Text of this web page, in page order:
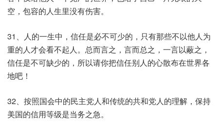
空，包容的人生里没有伤害。
31、人的一生中，信任是必不可少的，只有那些不以他人为
重的人才会看不起人。总而言之，言而总之，一言以蔽之，
信任是不可缺少的，所以请你把信任别人的心散布在世界各
地吧！
32、按照国会中的民主党人和传统的共和党人的理解，保持
美国的信用等级是当务之急。